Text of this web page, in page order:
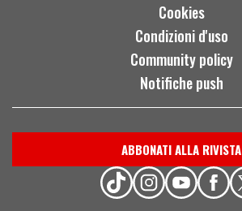
Cookies
Condizioni d'uso
Community policy
Notifiche push
ABBONATI ALLA RIVISTA